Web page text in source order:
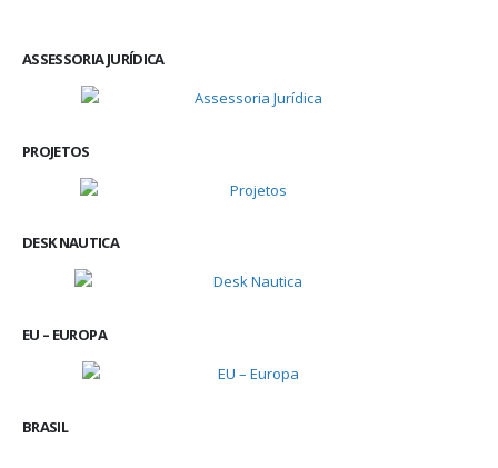
ASSESSORIA JURÍDICA
PROJETOS
DESK NAUTICA
EU – EUROPA
BRASIL